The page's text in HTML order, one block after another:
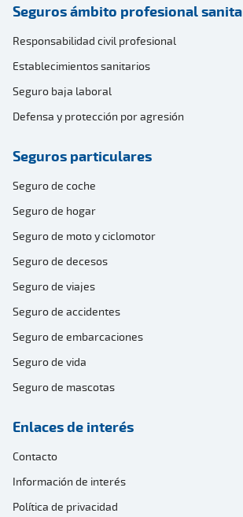
Seguros ámbito profesional
Responsabilidad civil profesional
Establecimientos sanitarios
Seguro baja laboral
Defensa y protección por agresión
Seguros particulares
Seguro de coche
Seguro de hogar
Seguro de moto y ciclomotor
Seguro de decesos
Seguro de viajes
Seguro de accidentes
Seguro de embarcaciones
Seguro de vida
Seguro de mascotas
Enlaces de interés
Contacto
Información de interés
Política de privacidad